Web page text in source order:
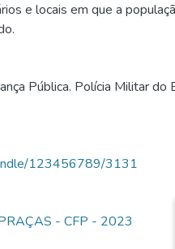
e locais em que a
Pública. Polícia Militar do
123456789/3131
- CFP - 2023